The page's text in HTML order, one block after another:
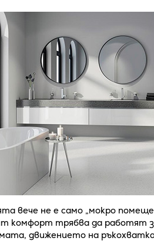
вече не е само „мокро
комфорт трябва да работят
движението на